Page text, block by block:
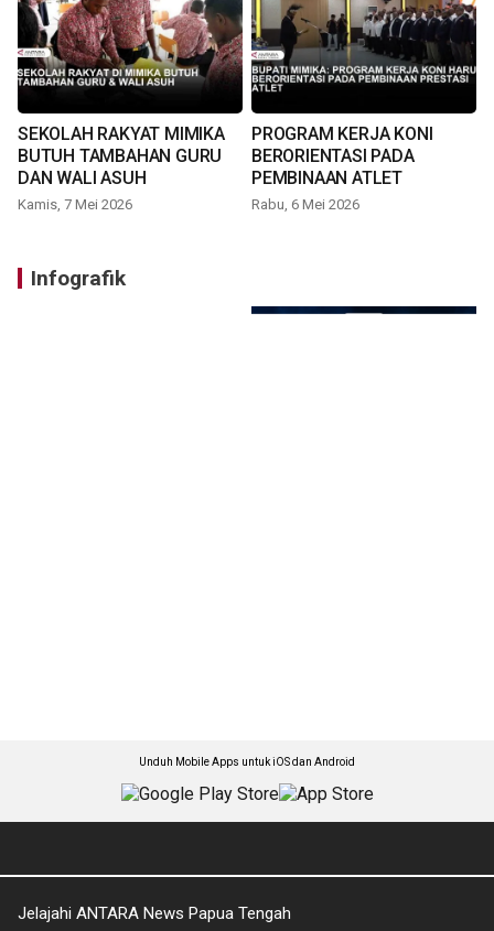
SEKOLAH RAKYAT MIMIKA
BUTUH TAMBAHAN GURU
DAN WALI ASUH
Kamis, 7 Mei 2026
PROGRAM KERJA KONI
BERORIENTASI PADA
PEMBINAAN ATLET
Rabu, 6 Mei 2026
Infografik
Unduh Mobile Apps untuk iOS dan Android
Jelajahi ANTARA News Papua Tengah